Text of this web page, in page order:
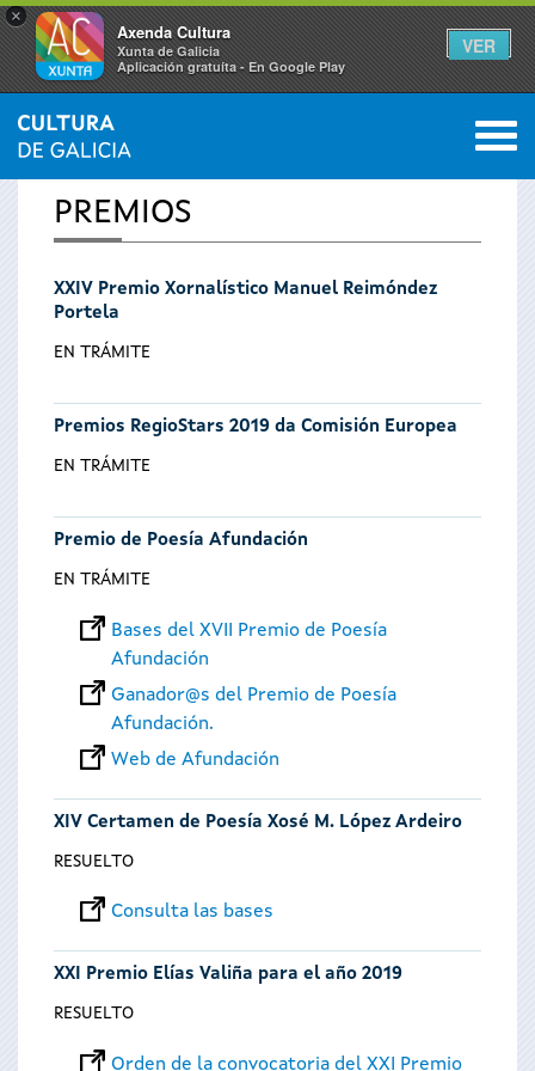
×
Axenda Cultura
Xunta de Galicia
Aplicación gratuíta - En Google Play
VER
Se
encuentra
usted
aquí
INICIO 0
PREMIOS
XXIV Premio Xornalístico Manuel Reimóndez
Portela
EN TRÁMITE
Premios RegioStars 2019 da Comisión Europea
EN TRÁMITE
Premio de Poesía Afundación
EN TRÁMITE
Bases del XVII Premio de Poesía
Afundación
Ganador@s del Premio de Poesía
Afundación.
Web de Afundación
XIV Certamen de Poesía Xosé M. López Ardeiro
RESUELTO
Consulta las bases
XXI Premio Elías Valiña para el año 2019
RESUELTO
Orden de la convocatoria del XXI Premio